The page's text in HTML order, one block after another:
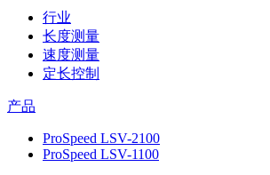
行业
长度测量
速度测量
定长控制
产品
ProSpeed LSV-2100
ProSpeed LSV-1100